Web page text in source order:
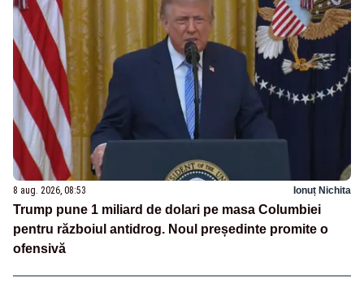
8 aug. 2026, 08:53 Ionuț Nichita
Trump pune 1 miliard de dolari pe masa Columbiei
pentru războiul antidrog. Noul președinte promite o
ofensivă